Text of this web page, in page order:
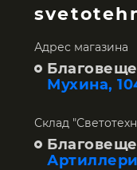
Адрес магазина
Мухина,
Склад